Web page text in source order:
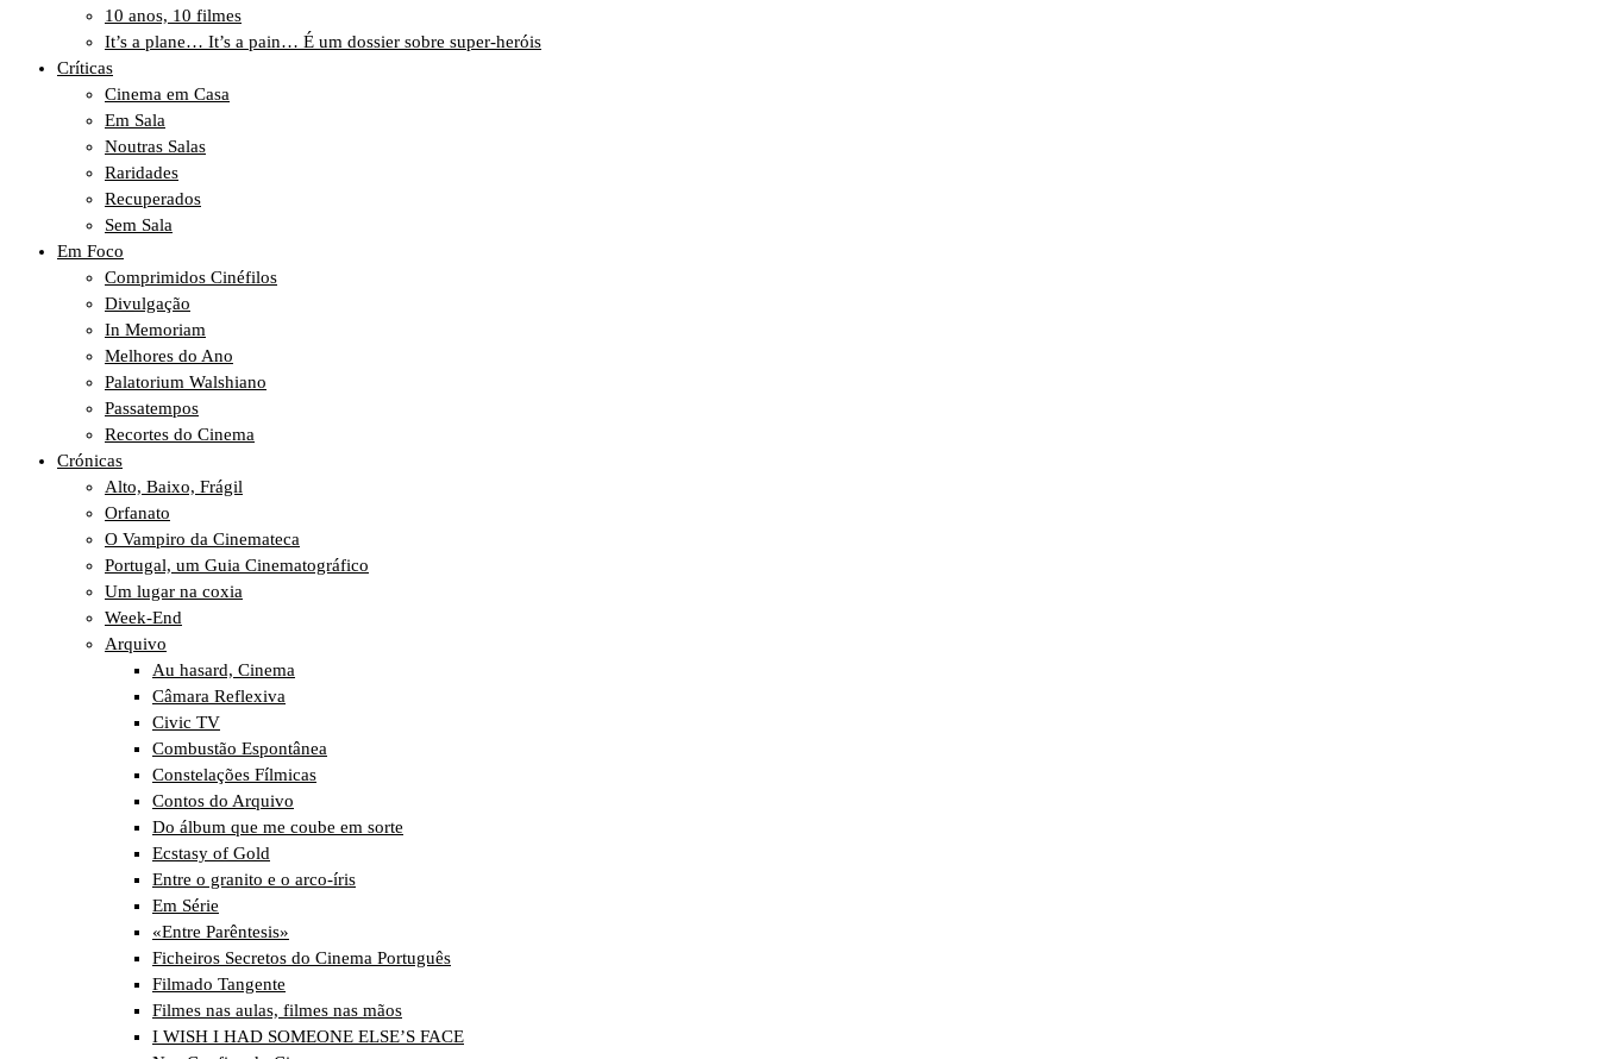
10 anos, 10 filmes
It’s a plane… It’s a pain… É um dossier sobre super-heróis
Críticas
Cinema em Casa
Em Sala
Noutras Salas
Raridades
Recuperados
Sem Sala
Em Foco
Comprimidos Cinéfilos
Divulgação
In Memoriam
Melhores do Ano
Palatorium Walshiano
Passatempos
Recortes do Cinema
Crónicas
Alto, Baixo, Frágil
Orfanato
O Vampiro da Cinemateca
Portugal, um Guia Cinematográfico
Um lugar na coxia
Week-End
Arquivo
Au hasard, Cinema
Câmara Reflexiva
Civic TV
Combustão Espontânea
Constelações Fílmicas
Contos do Arquivo
Do álbum que me coube em sorte
Ecstasy of Gold
Entre o granito e o arco-íris
Em Série
«Entre Parêntesis»
Ficheiros Secretos do Cinema Português
Filmado Tangente
Filmes nas aulas, filmes nas mãos
I WISH I HAD SOMEONE ELSE’S FACE